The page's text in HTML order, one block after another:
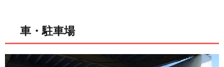
車・駐車場